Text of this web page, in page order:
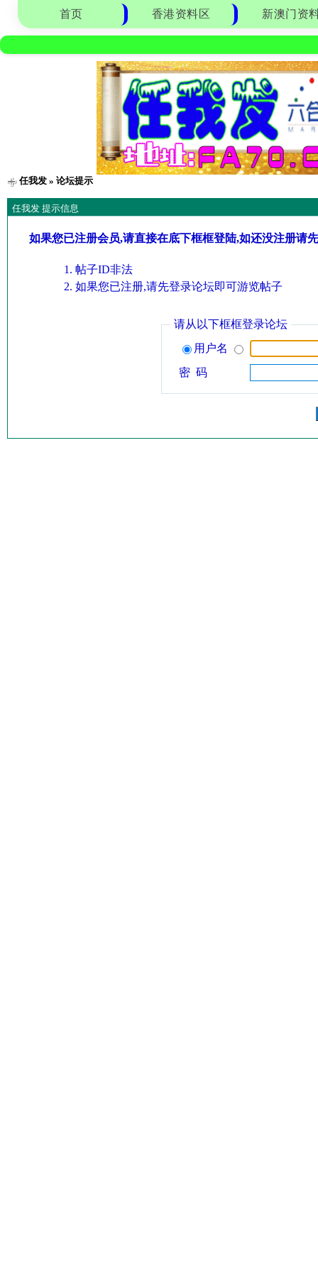
首页 香港资料区 新澳门资
任我发» 论坛提示
任我发 提示信息
如果您已注册会员,请直接在底下框框登陆,如还没注册请
帖子ID非法
如果您已注册,请先登录论坛即可游览帖子
请从以下框框登录论坛
用户名
密 码